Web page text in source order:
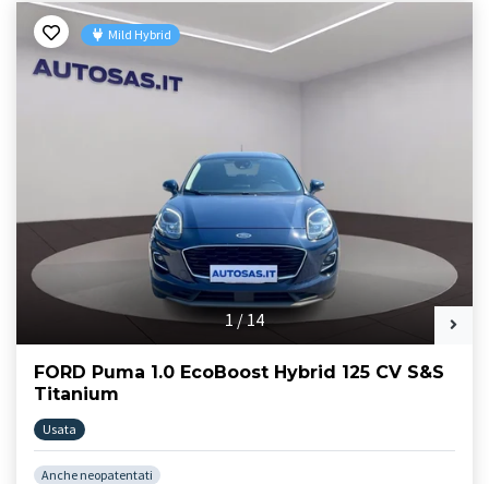
1/14
Mild Hybrid
FORD Puma 1.0 EcoBoost Hybrid 125 CV S&S
Titanium
Usata
Anche neopatentati